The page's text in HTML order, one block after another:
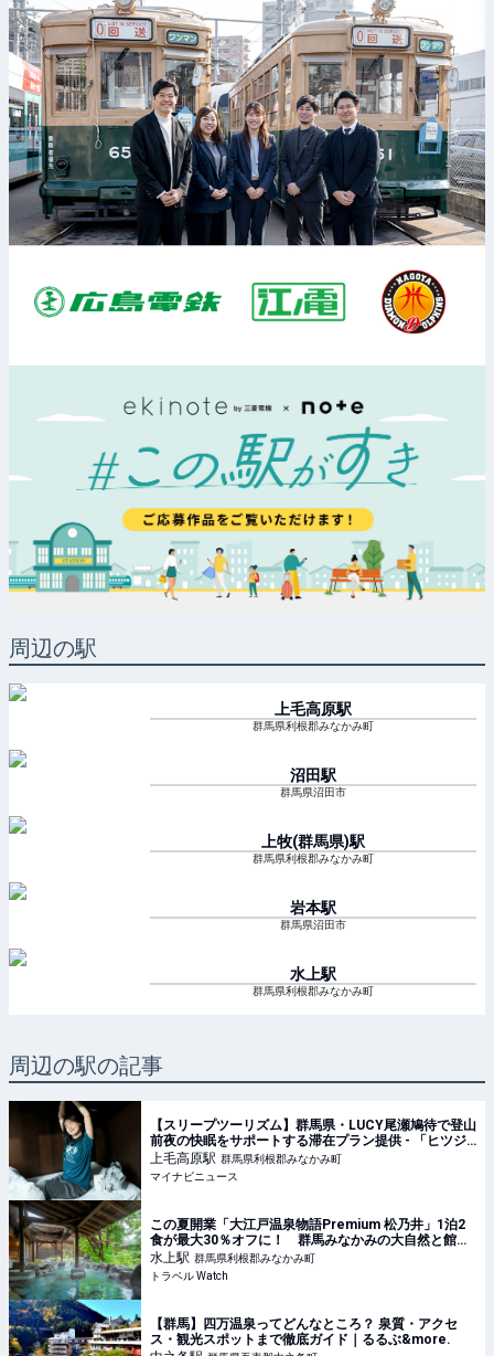
周辺の駅
上毛高原駅
群馬県利根郡みなかみ町
沼田駅
群馬県沼田市
上牧(群馬県)駅
群馬県利根郡みなかみ町
岩本駅
群馬県沼田市
水上駅
群馬県利根郡みなかみ町
周辺の駅の記事
【スリープツーリズム】群馬県・LUCY尾瀬鳩待で登山
前夜の快眠をサポートする滞在プラン提供 - 「ヒツジ
のいらない枕」とコラボ
上毛高原駅 群馬県利根郡みなかみ町
マイナビニュース
この夏開業「大江戸温泉物語Premium 松乃井」1泊2
食が最大30％オフに！ 群馬みなかみの大自然と館内
湯めぐり堪能
水上駅 群馬県利根郡みなかみ町
トラベル Watch
【群馬】四万温泉ってどんなところ？ 泉質・アクセ
ス・観光スポットまで徹底ガイド｜るるぶ&more.